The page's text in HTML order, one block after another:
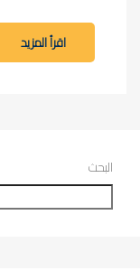
اقرأ المزيد
البحث